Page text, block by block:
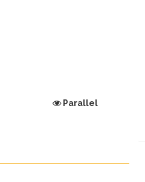
Parallel